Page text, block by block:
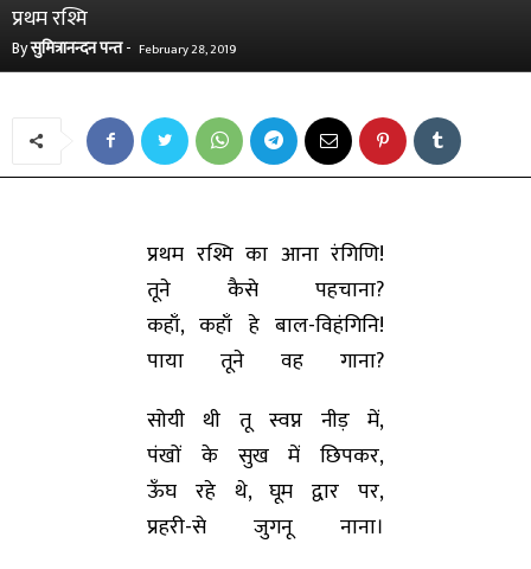
प्रथम रश्मि
Byसुमित्रानन्दन पन्त- February 28, 2019
प्रथम रश्मि का आना रंगिणि!
तूने कैसे पहचाना?
कहाँ, कहाँ हे बाल-विहंगिनि!
पाया तूने वह गाना?
सोयी थी तू स्वप्न नीड़ में,
पंखों के सुख में छिपकर,
ऊँघ रहे थे, घूम द्वार पर,
प्रहरी-से जुगनू नाना।